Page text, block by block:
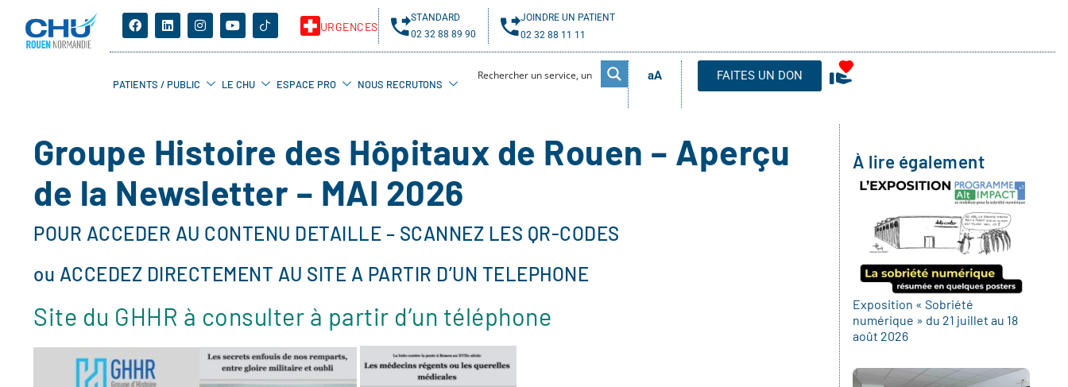
URGENCES
STANDARD
02 32 88 89 90
JOINDRE UN PATIENT
02 32 88 11 11
PATIENTS / PUBLIC LE CHU ESPACE PRO NOUS RECRUTONS
aA FAITES UN DON
Groupe Histoire des Hôpitaux de Rouen – Aperçu
de la Newsletter – MAI 2026
POUR ACCEDER AU CONTENU DETAILLE – SCANNEZ LES QR-CODES
ou ACCEDEZ DIRECTEMENT AU SITE A PARTIR D’UN TELEPHONE
Site du GHHR à consulter à partir d’un téléphone
À lire également
Exposition « Sobriété
numérique » du 21 juillet au 18
août 2026